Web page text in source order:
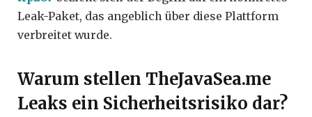
Leak-Paket, das angeblich über diese Plattform
verbreitet wurde.
Warum stellen TheJavaSea.me
Leaks ein Sicherheitsrisiko dar?